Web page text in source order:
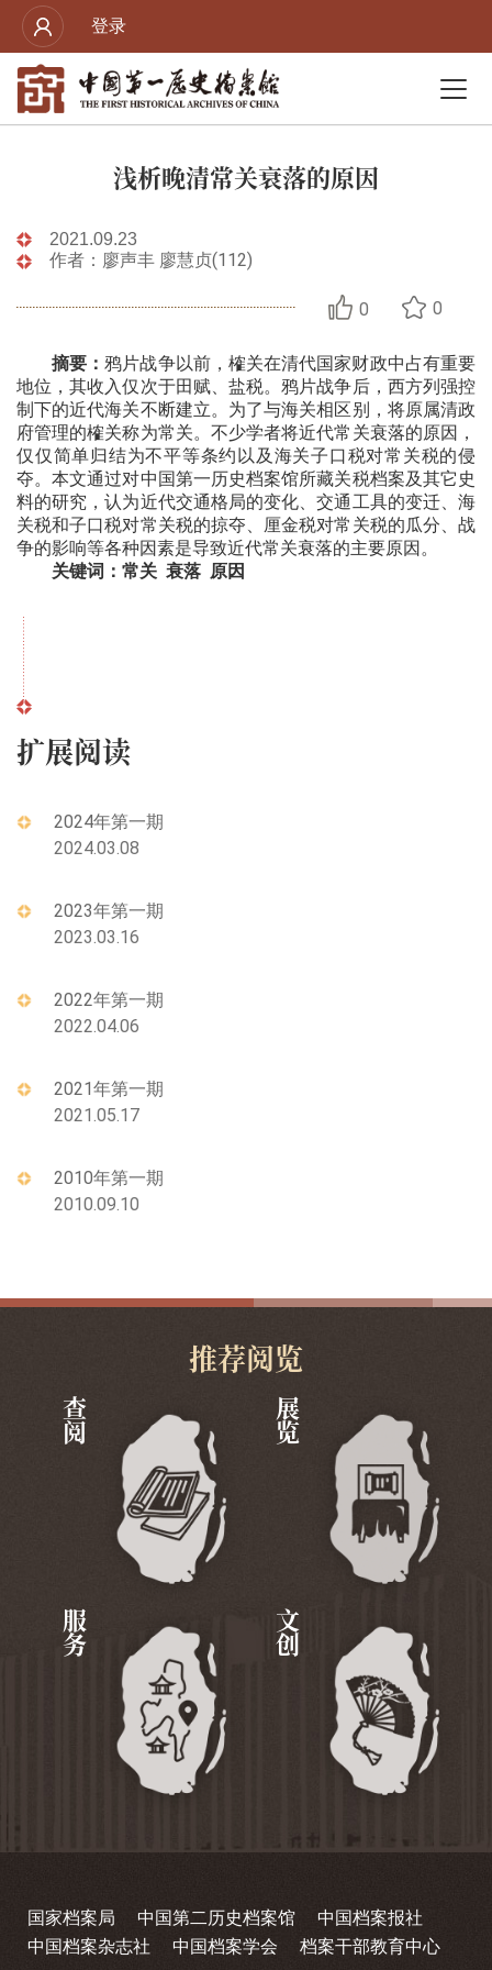
登录
浅析晚清常关衰落的原因
2021.09.23
作者：廖声丰 廖慧贞(112)
0 0
摘要：鸦片战争以前，榷关在清代国家财政中占有重要
地位，其收入仅次于田赋、盐税。鸦片战争后，西方列强控
制下的近代海关不断建立。为了与海关相区别，将原属清政
府管理的榷关称为常关。不少学者将近代常关衰落的原因，
仅仅简单归结为不平等条约以及海关子口税对常关税的侵
夺。本文通过对中国第一历史档案馆所藏关税档案及其它史
料的研究，认为近代交通格局的变化、交通工具的变迁、海
关税和子口税对常关税的掠夺、厘金税对常关税的瓜分、战
争的影响等各种因素是导致近代常关衰落的主要原因。
关键词：常关 衰落 原因
扩展阅读
2024年第一期
2024.03.08
2023年第一期
2023.03.16
2022年第一期
2022.04.06
2021年第一期
2021.05.17
2010年第一期
2010.09.10
推荐阅览
查阅 展览
服务 文创
国家档案局 中国第二历史档案馆
中国档案报社
中国档案杂志社
中国档案学会 档案干部教育中心